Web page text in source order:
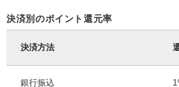
決済別のポイント還元率
決済方法
銀行振込